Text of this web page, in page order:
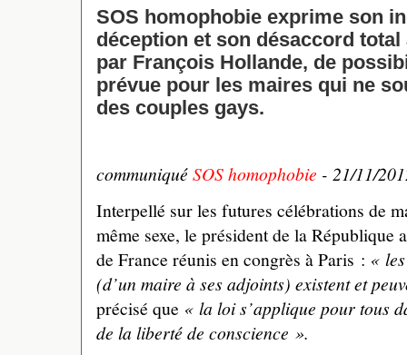
SOS homophobie exprime son
déception et son désaccord total
par François Hollande, de
prévue pour les maires qui ne
des couples gays.
communiquéSOS homophobie - 21/11/
Interpellé sur les futures célébrations de
même sexe, le président de la République
de France réunis en congrès à Paris : «
(d’un maire à ses adjoints) existent et
précisé que « la loi s’applique pour tous
de la liberté de conscience ».